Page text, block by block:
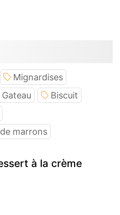
Mignardises
Gateau
Biscuit
marrons
à la crème